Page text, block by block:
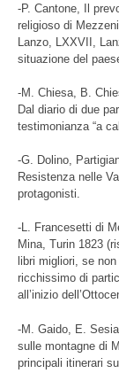
-P. Cantone, Il
religioso di
Lanzo, LXXVII,
situazione del
-M. Chiesa, B.
Dal diario di due
testimonianza “a
-G. Dolino,
Resistenza nelle
protagonisti.
-L. Francesetti di
Mina, Turin 1823
libri migliori, se
ricchissimo di
all’inizio
-M. Gaido, E.
sulle montagne di
principali itinerari